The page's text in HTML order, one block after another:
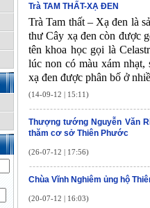
Trà TAM THẤT-XẠ ĐEN
Trà Tam thất – Xạ đen là
thư Cây xạ đen còn được
tên khoa học gọi là
lúc non có màu xám nhạt,
xạ đen được phân bố ở
(14-09-12 | 15:11)
Thượng tướng Nguyễn Văn
thăm cơ sở Thiên Phước
(26-07-12 | 17:56)
Chùa Vĩnh Nghiêm ủng hộ
(20-07-12 | 16:03)